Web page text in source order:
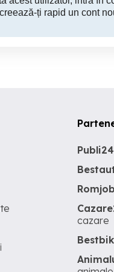
ți rapid un cont
cazare